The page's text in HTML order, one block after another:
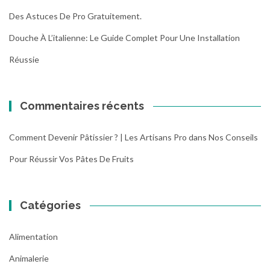
Des Astuces De Pro Gratuitement.
Douche À L’italienne: Le Guide Complet Pour Une Installation
Réussie
Commentaires récents
Comment Devenir Pâtissier ? | Les Artisans Pro dans Nos Conseils
Pour Réussir Vos Pâtes De Fruits
Catégories
Alimentation
Animalerie